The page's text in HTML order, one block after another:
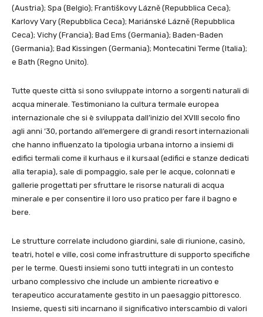
(Austria); Spa (Belgio); Františkovy Lázně (Repubblica Ceca);
Karlovy Vary (Repubblica Ceca); Mariánské Lázně (Repubblica
Ceca); Vichy (Francia); Bad Ems (Germania); Baden-Baden
(Germania); Bad Kissingen (Germania); Montecatini Terme (Italia);
e Bath (Regno Unito).
Tutte queste città si sono sviluppate intorno a sorgenti naturali di
acqua minerale. Testimoniano la cultura termale europea
internazionale che si è sviluppata dall’inizio del XVIII secolo fino
agli anni ’30, portando all’emergere di grandi resort internazionali
che hanno influenzato la tipologia urbana intorno a insiemi di
edifici termali come il kurhaus e il kursaal (edifici e stanze dedicati
alla terapia), sale di pompaggio, sale per le acque, colonnati e
gallerie progettati per sfruttare le risorse naturali di acqua
minerale e per consentire il loro uso pratico per fare il bagno e
bere.
Le strutture correlate includono giardini, sale di riunione, casinò,
teatri, hotel e ville, così come infrastrutture di supporto specifiche
per le terme. Questi insiemi sono tutti integrati in un contesto
urbano complessivo che include un ambiente ricreativo e
terapeutico accuratamente gestito in un paesaggio pittoresco.
Insieme, questi siti incarnano il significativo interscambio di valori